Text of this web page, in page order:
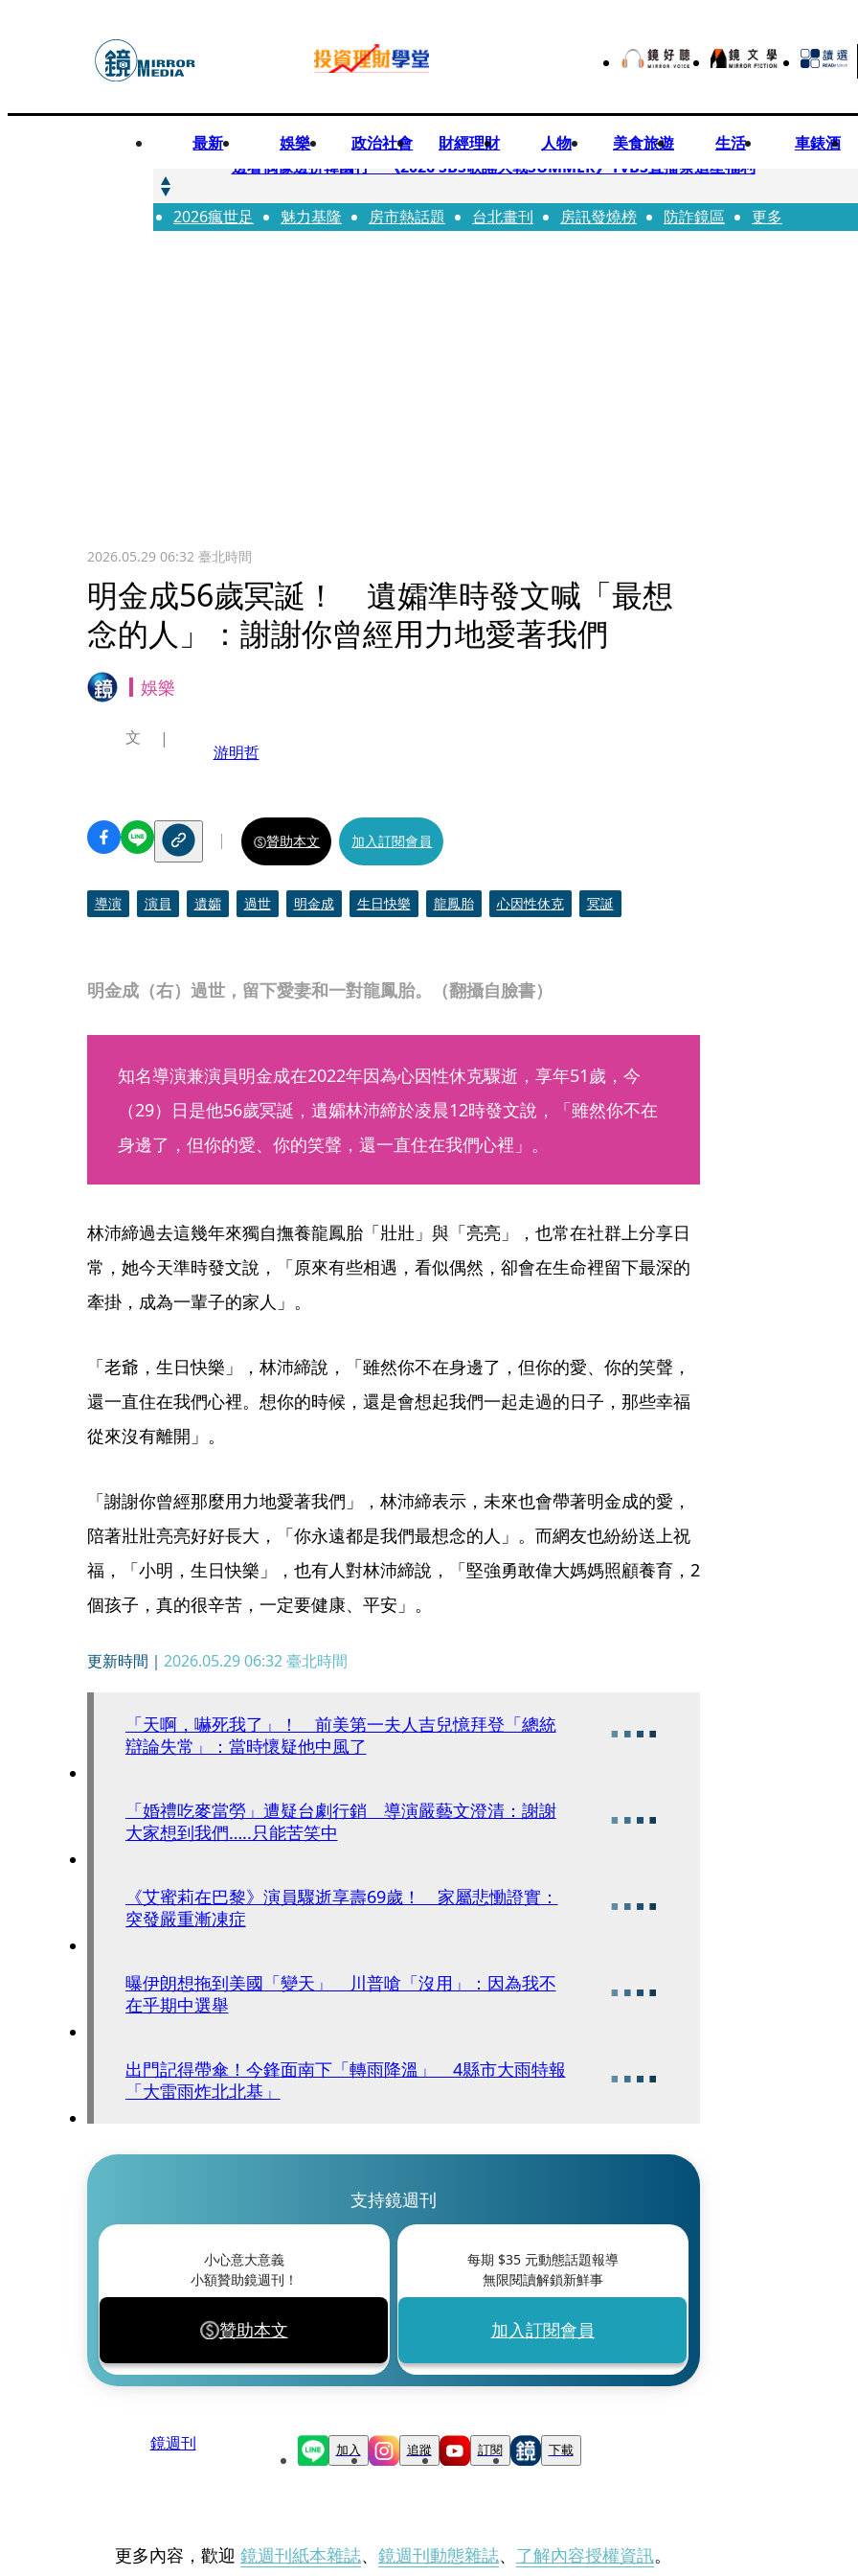
最新 娛樂 政治社會 財經理財 人物 美食旅遊 生活 車錶酒
快訊
邊看偶像邊拚韓國行 《2026 SBS歌謠大戰SUMMER》TVBS直播祭追星福利
快訊
代誌大條火急跳船？ 宏碁派任李文詳接掌兆基屋管2天就喊撤出！
2026瘋世足 魅力基隆 房市熱話題 台北畫刊 房訊發燒榜 防詐鏡區 更多
2026.05.29 06:32臺北時間
明金成56歲冥誕！ 遺孀準時發文喊「最想
念的人」：謝謝你曾經用力地愛著我們
娛樂
明金成（右）過世，留下愛妻和一對龍鳳胎。（翻攝自臉書）
文
游明哲
贊助本文 加入訂閱會員
導演 演員 遺孀 過世 明金成 生日快樂 龍鳳胎 心因性休克 冥誕
知名導演兼演員明金成在2022年因為心因性休克驟逝，享年51歲，今
（29）日是他56歲冥誕，遺孀林沛締於凌晨12時發文說，「雖然你不在
身邊了，但你的愛、你的笑聲，還一直住在我們心裡」。
林沛締過去這幾年來獨自撫養龍鳳胎「壯壯」與「亮亮」，也常在社群上分享日
常，她今天準時發文說，「原來有些相遇，看似偶然，卻會在生命裡留下最深的
牽掛，成為一輩子的家人」。
「老爺，生日快樂」，林沛締說，「雖然你不在身邊了，但你的愛、你的笑聲，
還一直住在我們心裡。想你的時候，還是會想起我們一起走過的日子，那些幸福
從來沒有離開」。
「謝謝你曾經那麼用力地愛著我們」，林沛締表示，未來也會帶著明金成的愛，
陪著壯壯亮亮好好長大，「你永遠都是我們最想念的人」。而網友也紛紛送上祝
福，「小明，生日快樂」，也有人對林沛締說，「堅強勇敢偉大媽媽照顧養育，2
個孩子，真的很辛苦，一定要健康、平安」。
更新時間｜ 2026.05.29 06:32臺北時間
「天啊，嚇死我了」！ 前美第一夫人吉兒憶拜登「總統
辯論失常」：當時懷疑他中風了
「婚禮吃麥當勞」遭疑台劇行銷 導演嚴藝文澄清：謝謝
大家想到我們…..只能苦笑中
《艾蜜莉在巴黎》演員驟逝享壽69歲！ 家屬悲慟證實：
突發嚴重漸凍症
曝伊朗想拖到美國「變天」 川普嗆「沒用」：因為我不
在乎期中選舉
出門記得帶傘！今鋒面南下「轉雨降溫」 4縣市大雨特報
「大雷雨炸北北基」
支持鏡週刊
小心意大意義
小額贊助鏡週刊！
贊助本文
每期 $35元動態話題報導
無限閱讀解鎖新鮮事
加入訂閱會員
鏡週刊 加入 追蹤 訂閱 下載
更多內容，歡迎 鏡週刊紙本雜誌、 鏡週刊動態雜誌、 了解內容授權資訊。